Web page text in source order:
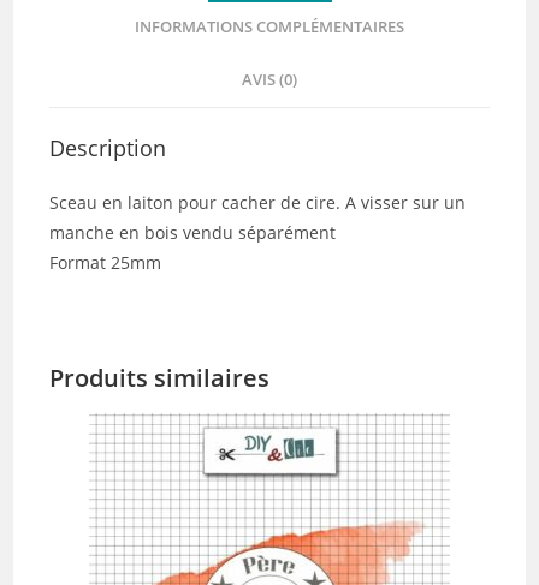
INFORMATIONS COMPLÉMENTAIRES
AVIS (0)
Description
Sceau en laiton pour cacher de cire. A visser sur un
manche en bois vendu séparément
Format 25mm
Produits similaires